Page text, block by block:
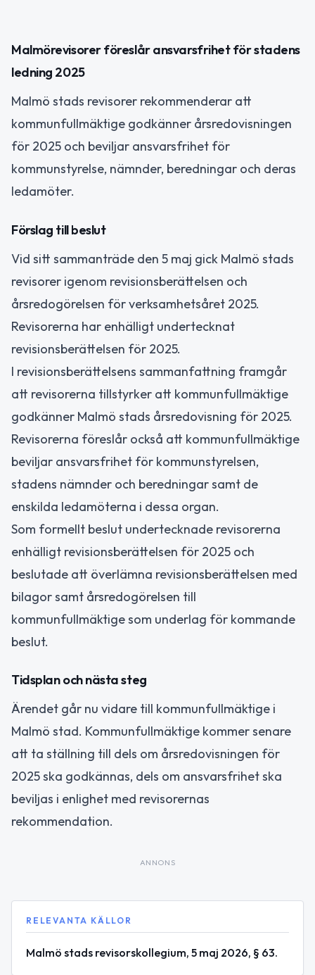
Malmörevisorer föreslår ansvarsfrihet för stadens
ledning 2025
Malmö stads revisorer rekommenderar att
kommunfullmäktige godkänner årsredovisningen
för 2025 och beviljar ansvarsfrihet för
kommunstyrelse, nämnder, beredningar och deras
ledamöter.
Förslag till beslut
Vid sitt sammanträde den 5 maj gick Malmö stads
revisorer igenom revisionsberättelsen och
årsredogörelsen för verksamhetsåret 2025.
Revisorerna har enhälligt undertecknat
revisionsberättelsen för 2025.
I revisionsberättelsens sammanfattning framgår
att revisorerna tillstyrker att kommunfullmäktige
godkänner Malmö stads årsredovisning för 2025.
Revisorerna föreslår också att kommunfullmäktige
beviljar ansvarsfrihet för kommunstyrelsen,
stadens nämnder och beredningar samt de
enskilda ledamöterna i dessa organ.
Som formellt beslut undertecknade revisorerna
enhälligt revisionsberättelsen för 2025 och
beslutade att överlämna revisionsberättelsen med
bilagor samt årsredogörelsen till
kommunfullmäktige som underlag för kommande
beslut.
Tidsplan och nästa steg
Ärendet går nu vidare till kommunfullmäktige i
Malmö stad. Kommunfullmäktige kommer senare
att ta ställning till dels om årsredovisningen för
2025 ska godkännas, dels om ansvarsfrihet ska
beviljas i enlighet med revisorernas
rekommendation.
ANNONS
RELEVANTA KÄLLOR
Malmö stads revisorskollegium, 5 maj 2026, § 63.